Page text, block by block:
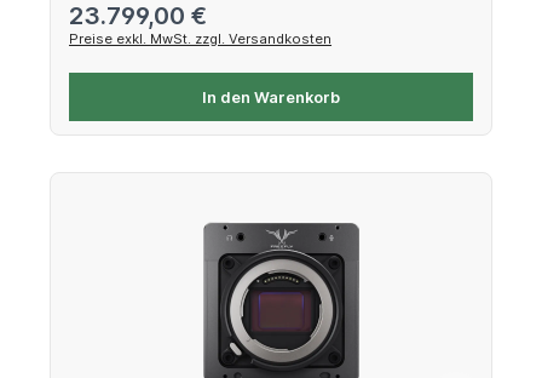
Regulärer Preis:
23.799,00 €
Preise exkl. MwSt. zzgl. Versandkosten
In den Warenkorb